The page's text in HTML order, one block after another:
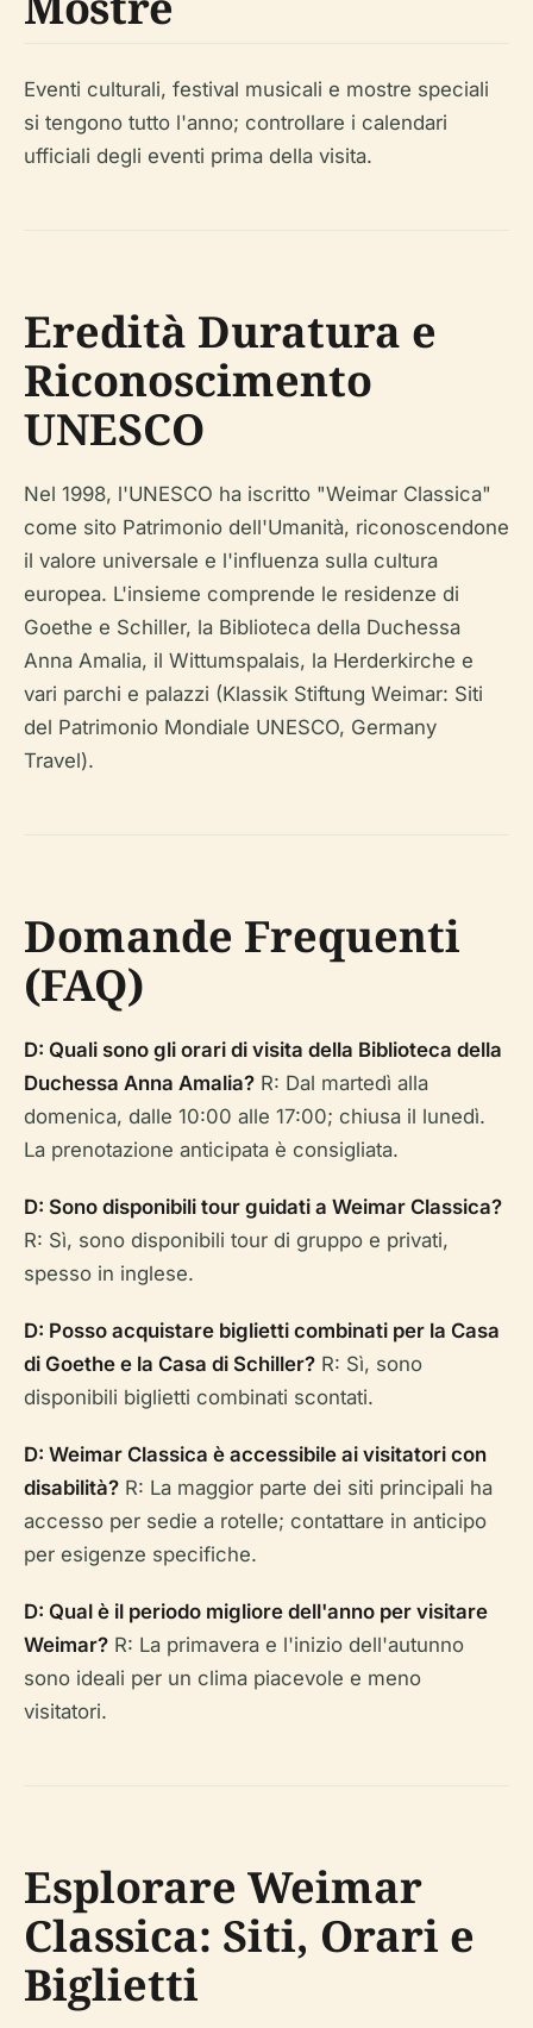
Eventi culturali, festival musicali e mostre speciali
si tengono tutto l'anno; controllare i calendari
ufficiali degli eventi prima della visita.
Eredità Duratura e
Riconoscimento
UNESCO
Nel 1998, l'UNESCO ha iscritto "Weimar Classica"
come sito Patrimonio dell'Umanità, riconoscendone
il valore universale e l'influenza sulla cultura
europea. L'insieme comprende le residenze di
Goethe e Schiller, la Biblioteca della Duchessa
Anna Amalia, il Wittumspalais, la Herderkirche e
vari parchi e palazzi (Klassik Stiftung Weimar: Siti
del Patrimonio Mondiale UNESCO, Germany
Travel).
Domande Frequenti
(FAQ)
D: Quali sono gli orari di visita della Biblioteca della
Duchessa Anna Amalia? R: Dal martedì alla
domenica, dalle 10:00 alle 17:00; chiusa il lunedì.
La prenotazione anticipata è consigliata.
D: Sono disponibili tour guidati a Weimar Classica?
R: Sì, sono disponibili tour di gruppo e privati,
spesso in inglese.
D: Posso acquistare biglietti combinati per la Casa
di Goethe e la Casa di Schiller? R: Sì, sono
disponibili biglietti combinati scontati.
D: Weimar Classica è accessibile ai visitatori con
disabilità? R: La maggior parte dei siti principali ha
accesso per sedie a rotelle; contattare in anticipo
per esigenze specifiche.
D: Qual è il periodo migliore dell'anno per visitare
Weimar? R: La primavera e l'inizio dell'autunno
sono ideali per un clima piacevole e meno
visitatori.
Esplorare Weimar
Classica: Siti, Orari e
Biglietti